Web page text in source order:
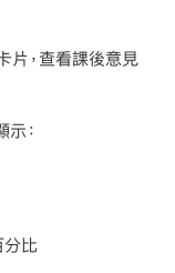
片，查看課後意見
：
分比